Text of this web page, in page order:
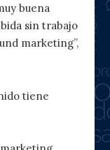
buena
sin trabajo
marketing”,
tiene